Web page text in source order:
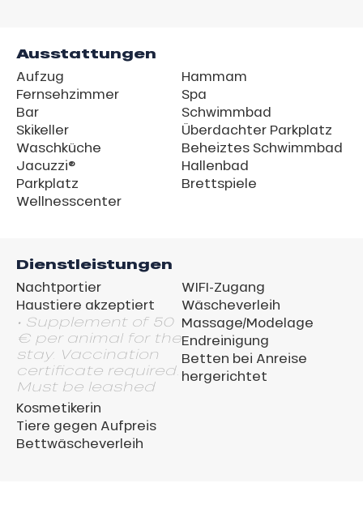
Ausstattungen
Aufzug
Fernsehzimmer
Bar
Skikeller
Waschküche
Jacuzzi®
Parkplatz
Wellnesscenter
Hammam
Spa
Schwimmbad
Überdachter Parkplatz
Beheiztes Schwimmbad
Hallenbad
Brettspiele
Dienstleistungen
Nachtportier
Haustiere akzeptiert
• Supplement of 50
€ per animal for the
stay. Vaccination
certificate required.
Must be leashed
Kosmetikerin
Tiere gegen Aufpreis
Bettwäscheverleih
WIFI-Zugang
Wäscheverleih
Massage/Modelage
Endreinigung
Betten bei Anreise
hergerichtet